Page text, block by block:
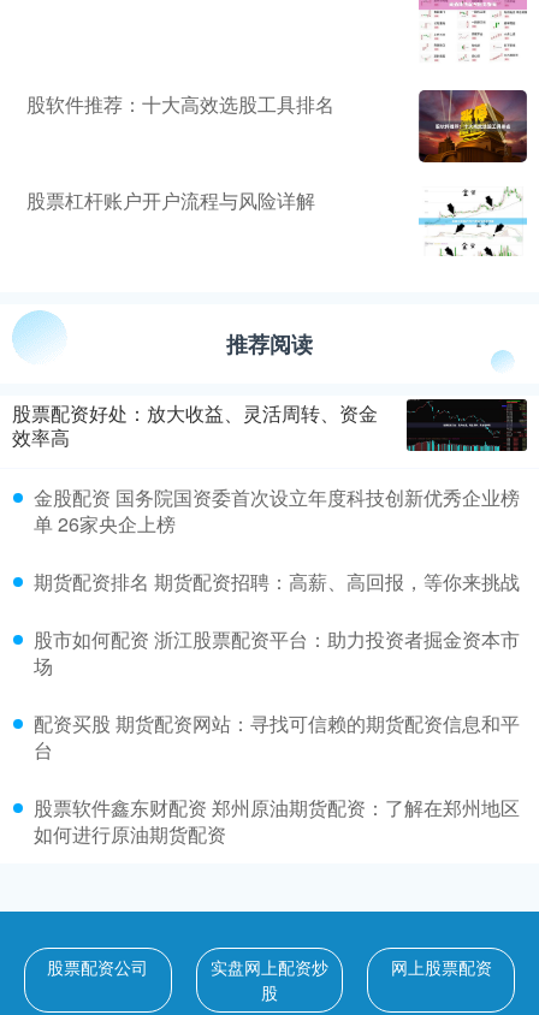
股软件推荐：十大高效选股工具排名
股票杠杆账户开户流程与风险详解
推荐阅读
股票配资好处：放大收益、灵活周转、资金
效率高
金股配资 国务院国资委首次设立年度科技创新优秀企业榜
单 26家央企上榜
期货配资排名 期货配资招聘：高薪、高回报，等你来挑战
股市如何配资 浙江股票配资平台：助力投资者掘金资本市
场
配资买股 期货配资网站：寻找可信赖的期货配资信息和平
台
股票软件鑫东财配资 郑州原油期货配资：了解在郑州地区
如何进行原油期货配资
股票配资公司
实盘网上配资炒
股
网上股票配资